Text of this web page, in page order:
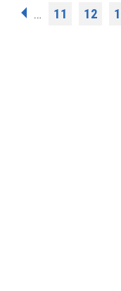
Σελίδες
… 11 12